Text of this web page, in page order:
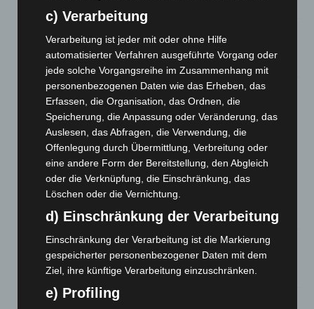
Zeugen
Celle: Mensch stirbt bei Bagger-Unfall auf Baustelle
Gasleitung bei McDonald’s-Umbau in Langenhagen
beschädigt
5. August 2026
Anklage nach Abschaltung von „Archetyp Market“ erhoben
3. August 2026
Hannover: Polizei stoppt 166 Trunkenheitsfahrten bei
Großkontrolle
2. August 2026
Hannover Klassik Open Air 2026: Französische Oper im
c) Verarbeitung
Verarbeitung ist jeder mit oder ohne Hilfe
automatisierter Verfahren ausgeführte Vorgang oder
jede solche Vorgangsreihe im Zusammenhang mit
personenbezogenen Daten wie das Erheben, das
Erfassen, die Organisation, das Ordnen, die
Speicherung, die Anpassung oder Veränderung, das
Auslesen, das Abfragen, die Verwendung, die
Offenlegung durch Übermittlung, Verbreitung oder
eine andere Form der Bereitstellung, den Abgleich
oder die Verknüpfung, die Einschränkung, das
Löschen oder die Vernichtung.
d) Einschränkung der Verarbeitung
Einschränkung der Verarbeitung ist die Markierung
gespeicherter personenbezogener Daten mit dem
Ziel, ihre künftige Verarbeitung einzuschränken.
e) Profiling